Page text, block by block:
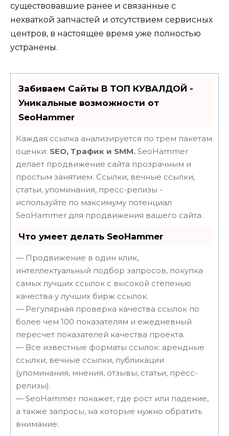
существовавшие ранее и связанные с
нехваткой запчастей и отсутствием сервисных
центров, в настоящее время уже полностью
устранены.
Забиваем Сайты В ТОП КУВАЛДОЙ -
Уникальные возможности от
SeoHammer
Каждая ссылка анализируется по трем пакетам
оценки: SEO, Трафик и SMM. SeoHammer
делает продвижение сайта прозрачным и
простым занятием. Ссылки, вечные ссылки,
статьи, упоминания, пресс-релизы -
используйте по максимуму потенциал
SeoHammer для продвижения вашего сайта.
Что умеет делать SeoHammer
— Продвижение в один клик,
интеллектуальный подбор запросов, покупка
самых лучших ссылок с высокой степенью
качества у лучших бирж ссылок.
— Регулярная проверка качества ссылок по
более чем 100 показателям и ежедневный
пересчет показателей качества проекта.
— Все известные форматы ссылок: арендные
ссылки, вечные ссылки, публикации
(упоминания, мнения, отзывы, статьи, пресс-
релизы).
— SeoHammer покажет, где рост или падение,
а также запросы, на которые нужно обратить
внимание.